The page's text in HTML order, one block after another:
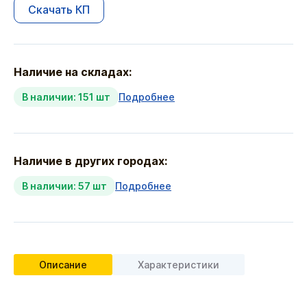
Скачать КП
Наличие на складах:
В наличии: 151 шт Подробнее
Наличие в других городах:
В наличии: 57 шт Подробнее
Описание Характеристики